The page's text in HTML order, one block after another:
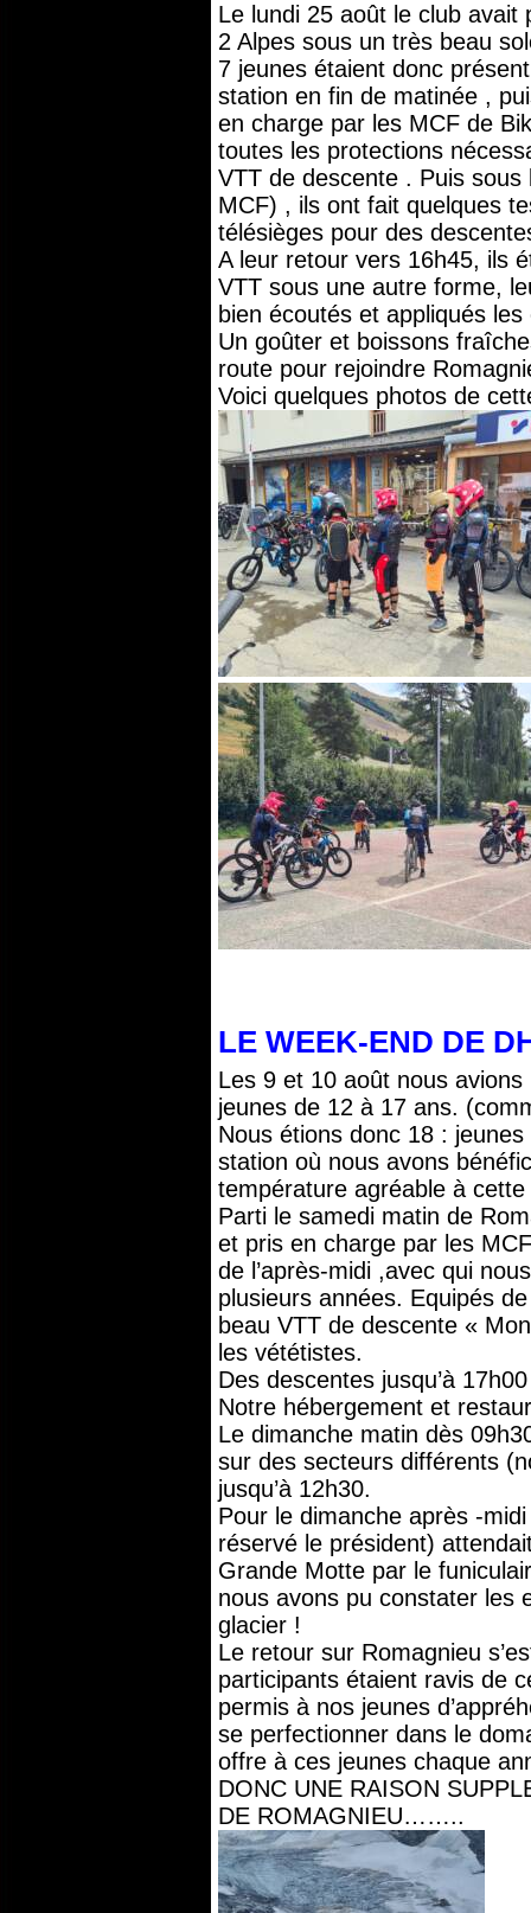
Le lundi 25 août le club
2 Alpes sous un très beau
7 jeunes étaient donc
station en fin de matinée ,
en charge par les MCF de
toutes les protections
VTT de descente . Puis
MCF) , ils ont fait quelques
télésièges pour des
A leur retour vers 16h45, ils
VTT sous une autre forme,
bien écoutés et appliqués les
Un goûter et boissons
route pour rejoindre
Voici quelques photos de
LE WEEK-END DE
Les 9 et 10 août nous
jeunes de 12 à 17 ans.
Nous étions donc 18 :
station où nous avons
température agréable à
Parti le samedi matin de
et pris en charge par les
de l’après-midi ,avec qui
plusieurs années. Equipés
beau VTT de descente «
les vététistes.
Des descentes jusqu’à
Notre hébergement et
Le dimanche matin dès
sur des secteurs différents
jusqu’à 12h30.
Pour le dimanche après -
réservé le président)
Grande Motte par le
nous avons pu constater les
glacier !
Le retour sur Romagnieu
participants étaient ravis de
permis à nos jeunes
se perfectionner dans le
offre à ces jeunes chaque
DONC UNE RAISON
DE ROMAGNIEU……..